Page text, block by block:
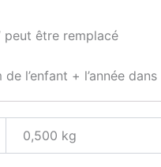
peut être remplacé
l’enfant + l’année
0,500 kg